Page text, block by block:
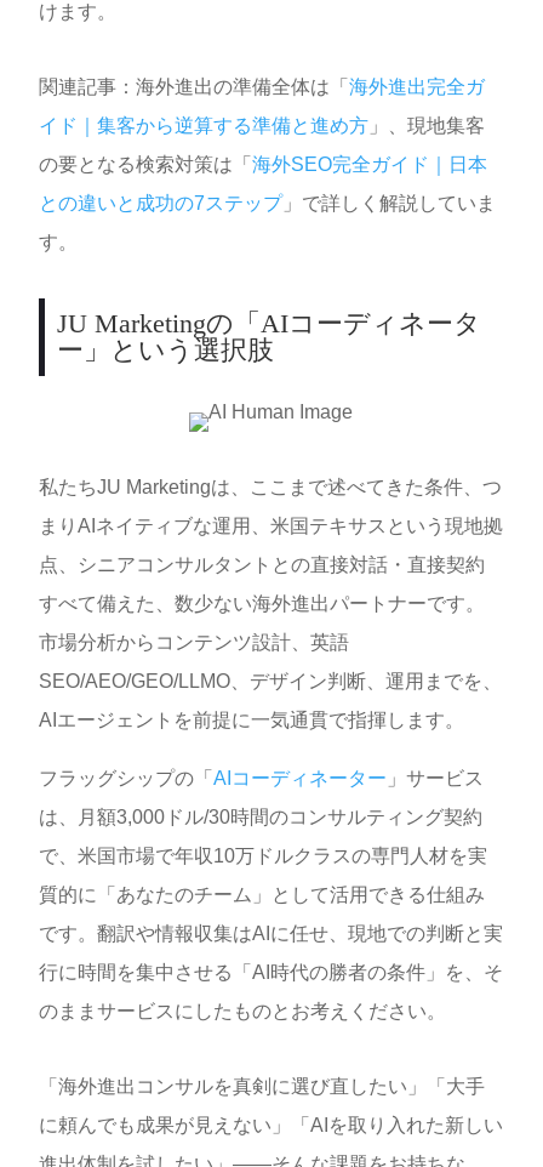
けます。
関連記事：海外進出の準備全体は「海外進出完全ガ
イド｜集客から逆算する準備と進め方 」、現地集客
の要となる検索対策は「海外SEO完全ガイド｜日本
との違いと成功の7ステップ」で詳しく解説していま
す。
JU Marketingの「AIコーディネータ
ー」という選択肢
私たちJU Marketingは、ここまで述べてきた条件、つ
まりAIネイティブな運用、米国テキサスという現地拠
点、シニアコンサルタントとの直接対話・直接契約
すべて備えた、数少ない海外進出パートナーです。
市場分析からコンテンツ設計、英語
SEO/AEO/GEO/LLMO、デザイン判断、運用までを、
AIエージェントを前提に一気通貫で指揮します。
フラッグシップの「AIコーディネーター 」サービス
は、月額3,000ドル/30時間のコンサルティング契約
で、米国市場で年収10万ドルクラスの専門人材を実
質的に「あなたのチーム」として活用できる仕組み
です。翻訳や情報収集はAIに任せ、現地での判断と実
行に時間を集中させる「AI時代の勝者の条件」を、そ
のままサービスにしたものとお考えください。
「海外進出コンサルを真剣に選び直したい」「大手
に頼んでも成果が見えない」「AIを取り入れた新しい